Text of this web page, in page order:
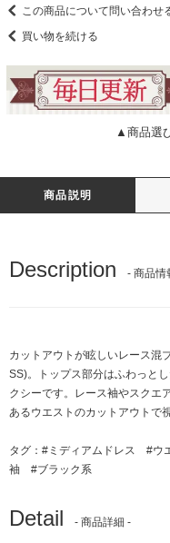
この商品について問い合わせ
買い物を続ける
▲商品選
商品説明
Description - 商品情
カットアウトが眩しいレース混
SS)。トップス部分はふわっと
クシーです。レース袖やスクエ
あるウエストのカットアウトで
タグ： #ミディアムドレス #ウ
袖
#ブラック系
Detail - 商品詳細 -